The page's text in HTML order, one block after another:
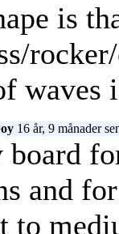
is
waves
16 år, 9 månader
and